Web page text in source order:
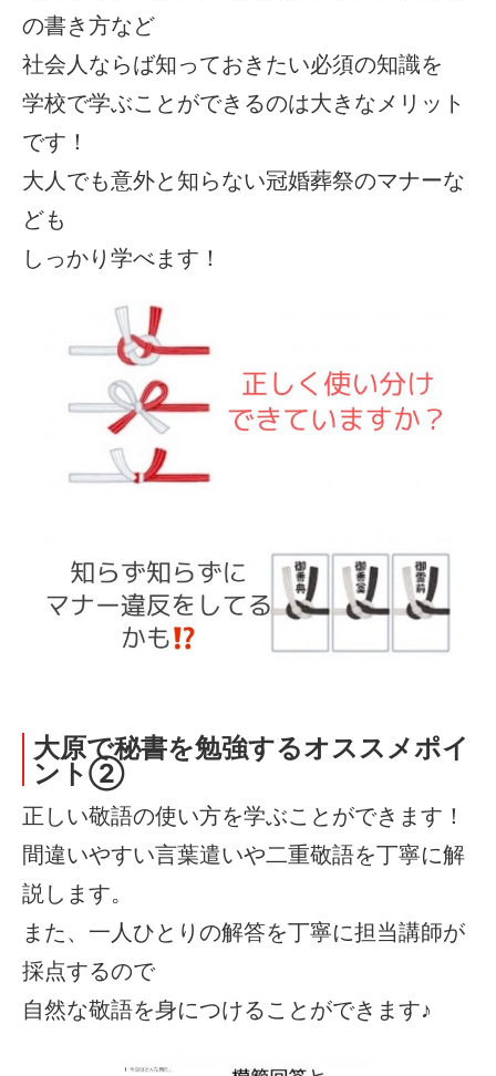
の書き方など
社会人ならば知っておきたい必須の知識を
学校で学ぶことができるのは大きなメリット
です！
大人でも意外と知らない冠婚葬祭のマナーな
ども
しっかり学べます！
大原で秘書を勉強するオススメポイ
ント②
正しい敬語の使い方を学ぶことができます！
間違いやすい言葉遣いや二重敬語を丁寧に解
説します。
また、一人ひとりの解答を丁寧に担当講師が
採点するので
自然な敬語を身につけることができます♪